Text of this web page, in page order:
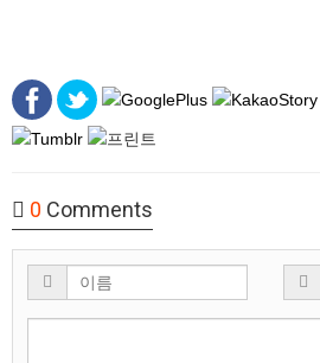
0 Comments